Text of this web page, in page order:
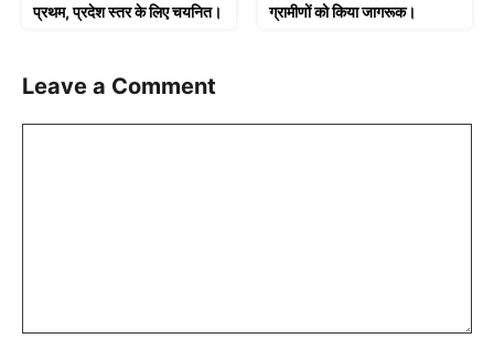
प्रथम, प्रदेश स्तर के लिए चयनित।
ग्रामीणों को किया जागरूक।
Leave a Comment